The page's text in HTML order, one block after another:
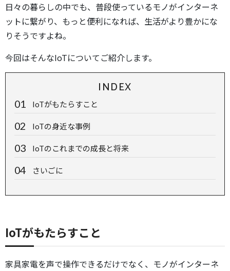
日々の暮らしの中でも、普段使っているモノがインターネ
ットに繋がり、もっと便利になれば、生活がより豊かにな
りそうですよね。
今回はそんなIoTについてご紹介します。
INDEX
IoTがもたらすこと
IoTの身近な事例
IoTのこれまでの成長と将来
さいごに
IoTがもたらすこと
家具家電を声で操作できるだけでなく、モノがインターネ